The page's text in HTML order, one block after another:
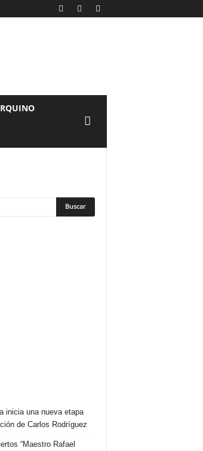
inicia una nueva etapa
de Carlos Rodríguez
“Maestro Rafael